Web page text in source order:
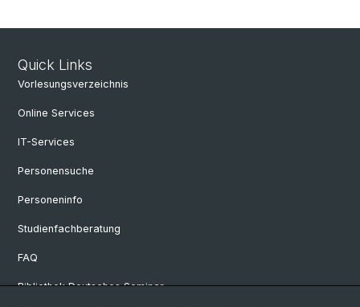
Quick Links
Vorlesungsverzeichnis
Online Services
IT-Services
Personensuche
Personeninfo
Studienfachberatung
FAQ
Bibliothek Deutsches Seminar